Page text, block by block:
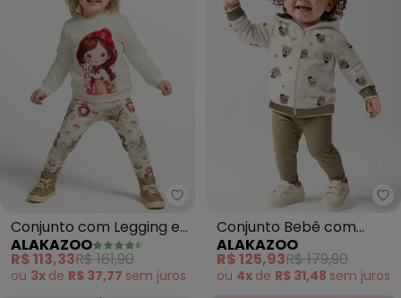
Alakazoo - Conjunto com
Conjunto com Legging e
Blusão (Bege)
ALAKAZOO
R$ 113,33R$ 161,90
ou 3x de R$ 37,77 sem juros
Conjunto Bebê com
Jaqueta e Calça Legging
(Bege)
ALAKAZOO
R$ 125,93R$ 179,90
ou 4x de R$ 31,48 sem juros